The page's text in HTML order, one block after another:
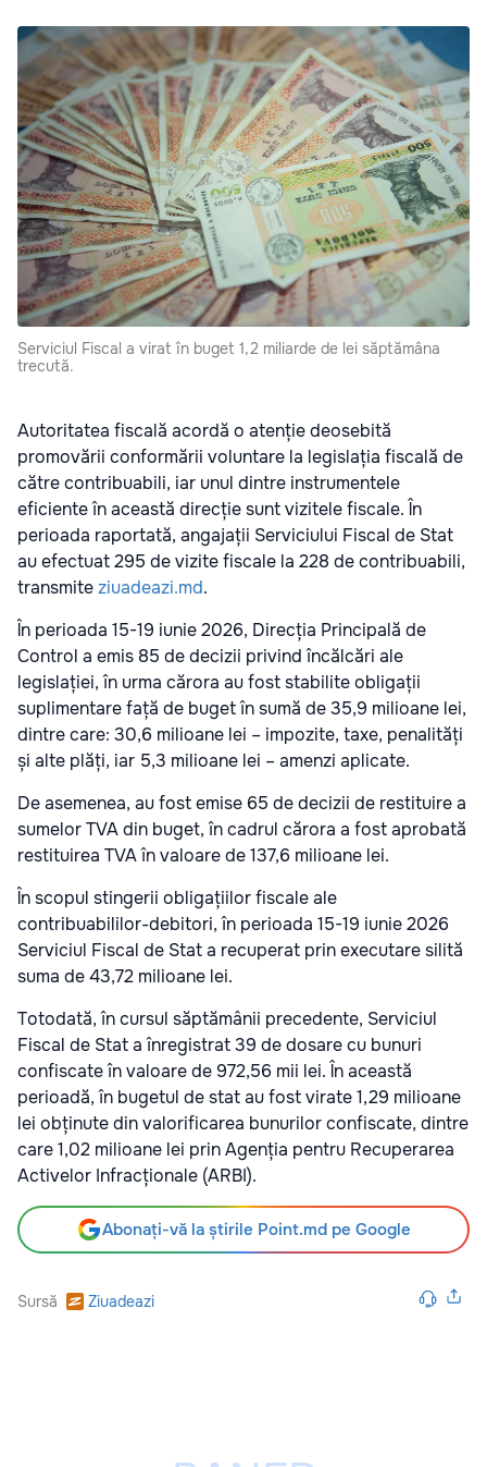
Serviciul Fiscal a virat în buget 1,2 miliarde de lei săptămâna
trecută.
Autoritatea fiscală acordă o atenție deosebită
promovării conformării voluntare la legislația fiscală de
către contribuabili, iar unul dintre instrumentele
eficiente în această direcție sunt vizitele fiscale. În
perioada raportată, angajații Serviciului Fiscal de Stat
au efectuat 295 de vizite fiscale la 228 de contribuabili,
transmiteziuadeazi.md.
În perioada 15-19 iunie 2026, Direcția Principală de
Control a emis 85 de decizii privind încălcări ale
legislației, în urma cărora au fost stabilite obligații
suplimentare față de buget în sumă de 35,9 milioane lei,
dintre care: 30,6 milioane lei – impozite, taxe, penalități
și alte plăți, iar 5,3 milioane lei – amenzi aplicate.
De asemenea, au fost emise 65 de decizii de restituire a
sumelor TVA din buget, în cadrul cărora a fost aprobată
restituirea TVA în valoare de 137,6 milioane lei.
În scopul stingerii obligațiilor fiscale ale
contribuabililor-debitori, în perioada 15-19 iunie 2026
Serviciul Fiscal de Stat a recuperat prin executare silită
suma de 43,72 milioane lei.
Totodată, în cursul săptămânii precedente, Serviciul
Fiscal de Stat a înregistrat 39 de dosare cu bunuri
confiscate în valoare de 972,56 mii lei. În această
perioadă, în bugetul de stat au fost virate 1,29 milioane
lei obținute din valorificarea bunurilor confiscate, dintre
care 1,02 milioane lei prin Agenția pentru Recuperarea
Activelor Infracționale (ARBI).
Abonați-vă la știrile Point.md pe Google
Sursă Ziuadeazi